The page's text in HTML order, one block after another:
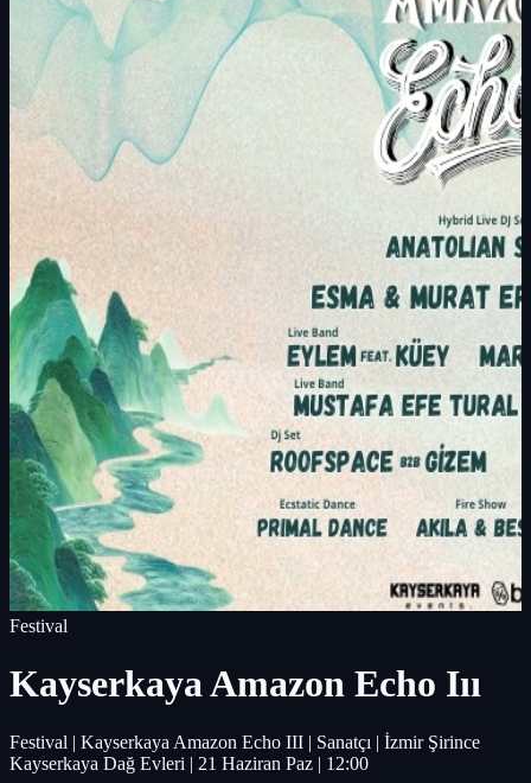
Festival
Kayserkaya Amazon Echo Iıı
Festival | Kayserkaya Amazon Echo III | Sanatçı | İzmir Şirince
Kayserkaya Dağ Evleri | 21 Haziran Paz | 12:00